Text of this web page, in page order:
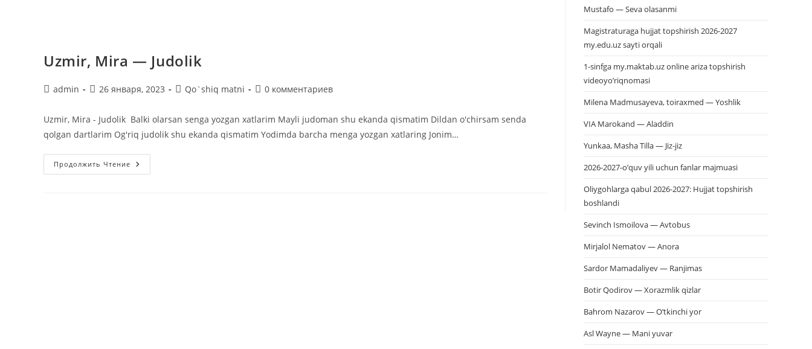
Uzmir, Mira — Judolik
Автор
admin
Запись
26 января, 2023
Рубрика
Qo`shiq matni
Комментарии
записи:
0 комментариев
Uzmir, Mira - Judolik Balki olarsan senga yozgan xatlarim Mayli judoman shu ekanda qismatim Dildan o'chirsam senda
qolgan dartlarim Og'riq judolik shu ekanda qismatim Yodimda barcha menga yozgan xatlaring Jonim…
Продолжить Чтение Uzmir,
Mira
Mustafo — Seva olasanmi
Magistraturaga hujjat topshirish 2026-2027
my.edu.uz sayti orqali
1-sinfga my.maktab.uz online ariza topshirish
videoyo’riqnomasi
Milena Madmusayeva, toiraxmed — Yoshlik
VIA Marokand — Aladdin
Yunkaa, Masha Tilla — Jiz-jiz
2026-2027-o’quv yili uchun fanlar majmuasi
Oliygohlarga qabul 2026-2027: Hujjat topshirish
boshlandi
Sevinch Ismoilova — Avtobus
Mirjalol Nematov — Anora
Sardor Mamadaliyev — Ranjimas
Botir Qodirov — Xorazmlik qizlar
Bahrom Nazarov — O’tkinchi yor
Asl Wayne — Mani yuvar